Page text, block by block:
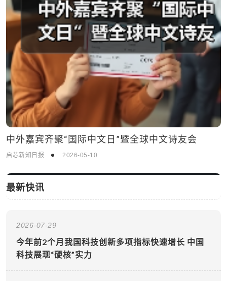
中外嘉宾齐聚“国际中文日”暨全球中文诗友会
启芯新知日报 2026-05-10
最新快讯
2026-07-29
今年前2个月我国科技创新多项指标快速增长 中国
科技展现“硬核”实力